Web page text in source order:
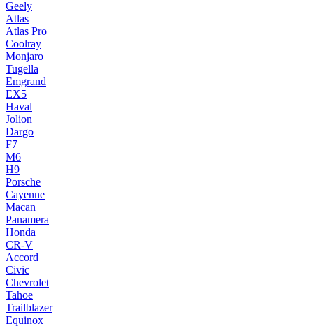
Geely
Atlas
Atlas Pro
Coolray
Monjaro
Tugella
Emgrand
EX5
Haval
Jolion
Dargo
F7
M6
H9
Porsche
Cayenne
Macan
Panamera
Honda
CR-V
Accord
Civic
Chevrolet
Tahoe
Trailblazer
Equinox